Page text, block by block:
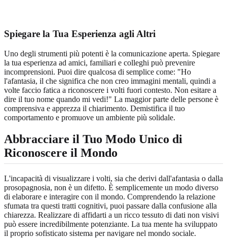
Spiegare la Tua Esperienza agli Altri
Uno degli strumenti più potenti è la comunicazione aperta. Spiegare
la tua esperienza ad amici, familiari e colleghi può prevenire
incomprensioni. Puoi dire qualcosa di semplice come: "Ho
l'afantasia, il che significa che non creo immagini mentali, quindi a
volte faccio fatica a riconoscere i volti fuori contesto. Non esitare a
dire il tuo nome quando mi vedi!" La maggior parte delle persone è
comprensiva e apprezza il chiarimento. Demistifica il tuo
comportamento e promuove un ambiente più solidale.
Abbracciare il Tuo Modo Unico di
Riconoscere il Mondo
L'incapacità di visualizzare i volti, sia che derivi dall'afantasia o dalla
prosopagnosia, non è un difetto. È semplicemente un modo diverso
di elaborare e interagire con il mondo. Comprendendo la relazione
sfumata tra questi tratti cognitivi, puoi passare dalla confusione alla
chiarezza. Realizzare di affidarti a un ricco tessuto di dati non visivi
può essere incredibilmente potenziante. La tua mente ha sviluppato
il proprio sofisticato sistema per navigare nel mondo sociale.